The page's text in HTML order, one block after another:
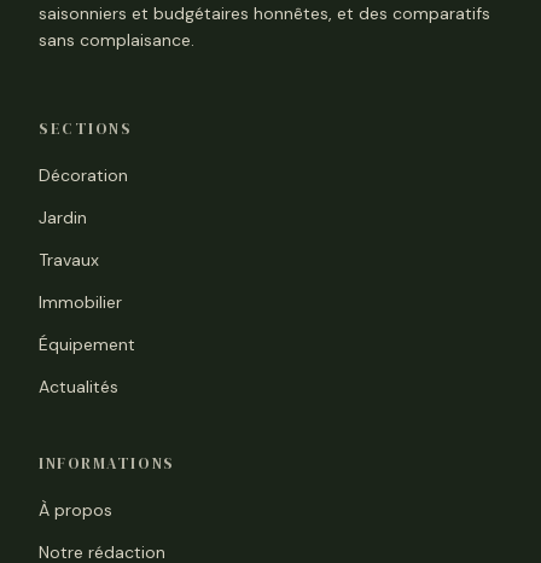
saisonniers et budgétaires honnêtes, et des comparatifs
sans complaisance.
SECTIONS
Décoration
Jardin
Travaux
Immobilier
Équipement
Actualités
INFORMATIONS
À propos
Notre rédaction